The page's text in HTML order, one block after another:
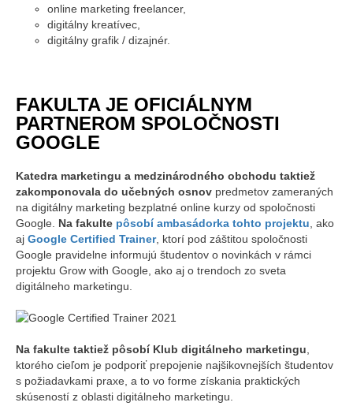
online marketing freelancer,
digitálny kreatívec,
digitálny grafik / dizajnér.
FAKULTA JE OFICIÁLNYM
PARTNEROM SPOLOČNOSTI
GOOGLE
Katedra marketingu a medzinárodného obchodu taktiež
zakomponovala do učebných osnov predmetov zameraných
na digitálny marketing bezplatné online kurzy od spoločnosti
Google. Na fakulte pôsobí ambasádorka tohto projektu , ako
aj Google Certified Trainer, ktorí pod záštitou spoločnosti
Google pravidelne informujú študentov o novinkách v rámci
projektu Grow with Google, ako aj o trendoch zo sveta
digitálneho marketingu.
Na fakulte taktiež pôsobí Klub digitálneho marketingu
ktorého cieľom je podporiť prepojenie najšikovnejších študentov
s požiadavkami praxe, a to vo forme získania praktických
skúseností z oblasti digitálneho marketingu.